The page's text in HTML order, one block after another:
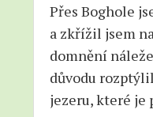
Přes Boghole
a zkřížil jsem
domnění
důvodu
jezeru, které je